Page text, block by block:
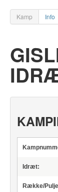
Kamp Info
Idræt:
Række/